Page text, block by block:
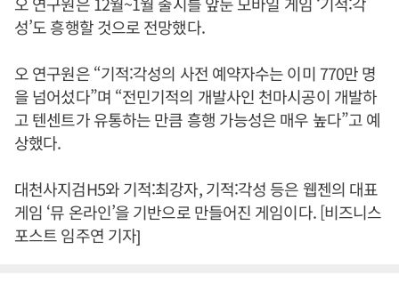
성’도 흥행할 것으로 전망했다.
오 연구원은 “기적:각성의 사전 예약자수는 이미 770만 명
을 넘어섰다”며 “전민기적의 개발사인 천마시공이 개발하
고 텐센트가 유통하는 만큼 흥행 가능성은 매우 높다”고 예
상했다.
대천사지검H5와 기적:최강자, 기적:각성 등은 웹젠의 대표
게임 ‘뮤 온라인’을 기반으로 만들어진 게임이다. [비즈니스
포스트 임주연 기자]